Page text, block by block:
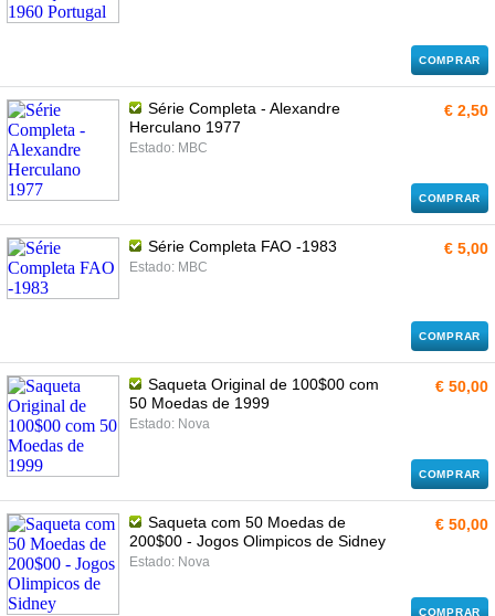
COMPRAR
Série Completa - Alexandre
Herculano 1977
Estado: MBC
€ 2,50
COMPRAR
Série Completa FAO -1983
Estado: MBC
€ 5,00
COMPRAR
Saqueta Original de 100$00 com
50 Moedas de 1999
Estado: Nova
€ 50,00
COMPRAR
Saqueta com 50 Moedas de
200$00 - Jogos Olimpicos de Sidney
Estado: Nova
€ 50,00
COMPRAR